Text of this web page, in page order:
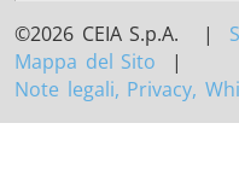
©2026 CEIA S.p.A. |
Mappa del Sito |
Note legali, Privacy,